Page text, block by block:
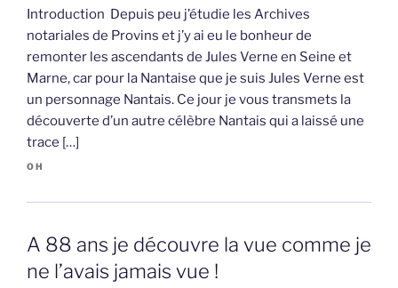
Introduction Depuis peu j’étudie les Archives
notariales de Provins et j’y ai eu le bonheur de
remonter les ascendants de Jules Verne en Seine et
Marne, car pour la Nantaise que je suis Jules Verne est
un personnage Nantais. Ce jour je vous transmets la
découverte d’un autre célèbre Nantais qui a laissé une
trace […]
OH
A 88 ans je découvre la vue comme je
ne l’avais jamais vue !